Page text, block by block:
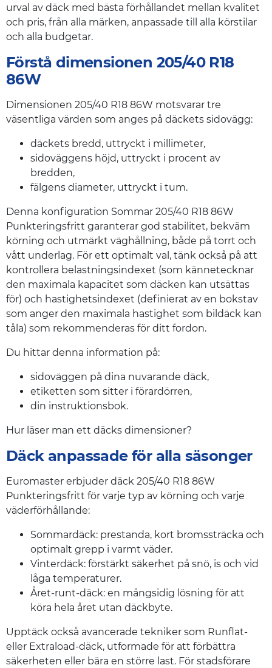
urval av däck med bästa förhållandet mellan kvalitet
och pris, från alla märken, anpassade till alla körstilar
och alla budgetar.
Förstå dimensionen 205/40 R18
86W
Dimensionen 205/40 R18 86W motsvarar tre
väsentliga värden som anges på däckets sidovägg:
däckets bredd, uttryckt i millimeter,
sidoväggens höjd, uttryckt i procent av
bredden,
fälgens diameter, uttryckt i tum.
Denna konfiguration Sommar 205/40 R18 86W
Punkteringsfritt garanterar god stabilitet, bekväm
körning och utmärkt väghållning, både på torrt och
vått underlag. För ett optimalt val, tänk också på att
kontrollera belastningsindexet (som kännetecknar
den maximala kapacitet som däcken kan utsättas
för) och hastighetsindexet (definierat av en bokstav
som anger den maximala hastighet som bildäck kan
tåla) som rekommenderas för ditt fordon.
Du hittar denna information på:
sidoväggen på dina nuvarande däck,
etiketten som sitter i förardörren,
din instruktionsbok.
Hur läser man ett däcks dimensioner?
Däck anpassade för alla säsonger
Euromaster erbjuder däck 205/40 R18 86W
Punkteringsfritt för varje typ av körning och varje
väderförhållande:
Sommardäck: prestanda, kort bromssträcka och
optimalt grepp i varmt väder.
Vinterdäck: förstärkt säkerhet på snö, is och vid
låga temperaturer.
Året-runt-däck: en mångsidig lösning för att
köra hela året utan däckbyte.
Upptäck också avancerade tekniker som Runflat-
eller Extraload-däck, utformade för att förbättra
säkerheten eller bära en större last. För stadsförare